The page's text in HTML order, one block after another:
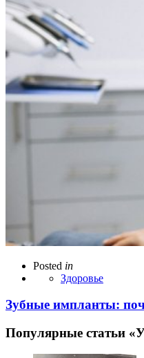
Posted in
Здоровье
Зубные импланты:
Популярные статьи